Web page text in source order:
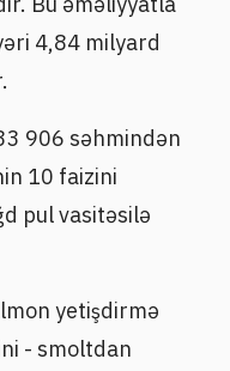
4,84 milyard
906 səhmindən
10 faizini
pul vasitəsilə
yetişdirmə
- smoltdan